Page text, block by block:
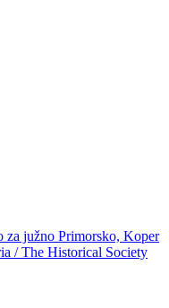
za južno Primorsko, Koper
/ The Historical Society